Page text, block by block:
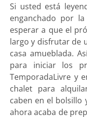
Si usted está
enganchado por
esperar a que el
largo y disfrutar de
casa amueblada.
para iniciar los
TemporadaLivre y
chalet para
caben en el bolsillo
ahora acaba de